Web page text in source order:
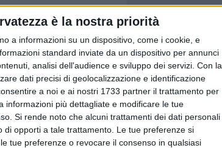
è la nostra priorità
a informazioni su un dispositivo, come i cookie, e
standard inviate da un dispositivo per annunci
analisi dell'audience e sviluppo dei servizi. Con la
dati precisi di geolocalizzazione e identificazione
a noi e ai nostri 1733 partner il trattamento per
informazioni più dettagliate e modificare le tue
Si rende noto che alcuni trattamenti dei dati personali
opporti a tale trattamento. Le tue preferenze si
tue preferenze o revocare il consenso in qualsiasi
declinati secondo tre
scouting; studi/ricerca,
Puglia e degli Enti
nazionali e
percorsi di progettazione
in anni di attività.